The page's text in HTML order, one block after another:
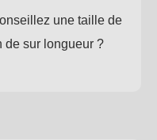
une taille de
de sur longueur ?